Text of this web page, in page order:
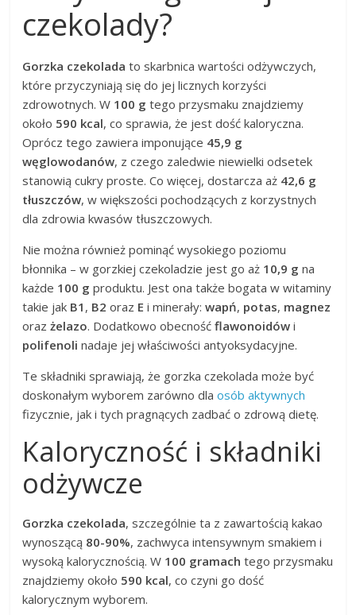
czekolady?
Gorzka czekolada to skarbnica wartości odżywczych,
które przyczyniają się do jej licznych korzyści
zdrowotnych. W 100 g tego przysmaku znajdziemy
około 590 kcal, co sprawia, że jest dość kaloryczna.
Oprócz tego zawiera imponujące 45,9 g
węglowodanów, z czego zaledwie niewielki odsetek
stanowią cukry proste. Co więcej, dostarcza aż 42,6 g
tłuszczów, w większości pochodzących z korzystnych
dla zdrowia kwasów tłuszczowych.
Nie można również pominąć wysokiego poziomu
błonnika – w gorzkiej czekoladzie jest go aż 10,9 g na
każde 100 g produktu. Jest ona także bogata w witaminy
takie jak B1 , B2 oraz E i minerały:wapń, potas, magnez
orazżelazo. Dodatkowo obecnośćflawonoidów i
polifenoli nadaje jej właściwości antyoksydacyjne.
Te składniki sprawiają, że gorzka czekolada może być
doskonałym wyborem zarówno dlaosób aktywnych
fizycznie, jak i tych pragnących zadbać o zdrową dietę.
Kaloryczność i składniki
odżywcze
Gorzka czekolada, szczególnie ta z zawartością kakao
wynoszącą 80-90%, zachwyca intensywnym smakiem i
wysoką kalorycznością. W 100 gramach tego przysmaku
znajdziemy około 590 kcal, co czyni go dość
kalorycznym wyborem.